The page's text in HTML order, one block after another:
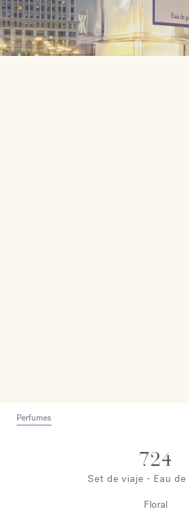
Perfumes
724
Set de viaje - Eau
Floral